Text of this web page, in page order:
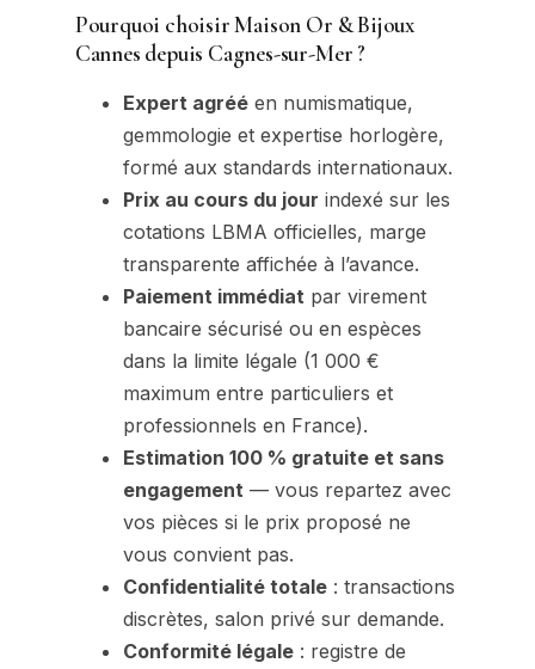
Pourquoi choisir Maison Or & Bijoux
Cannes depuis Cagnes-sur-Mer ?
Expert agrééen numismatique,
gemmologie et expertise horlogère,
formé aux standards internationaux.
Prix au cours du jour indexé sur les
cotations LBMA officielles, marge
transparente affichée à l’avance.
Paiement immédiat par virement
bancaire sécurisé ou en espèces
dans la limite légale (1 000 €
maximum entre particuliers et
professionnels en France).
Estimation 100 % gratuite et sans
engagement — vous repartez avec
vos pièces si le prix proposé ne
vous convient pas.
Confidentialité totale: transactions
discrètes, salon privé sur demande.
Conformité légale: registre de